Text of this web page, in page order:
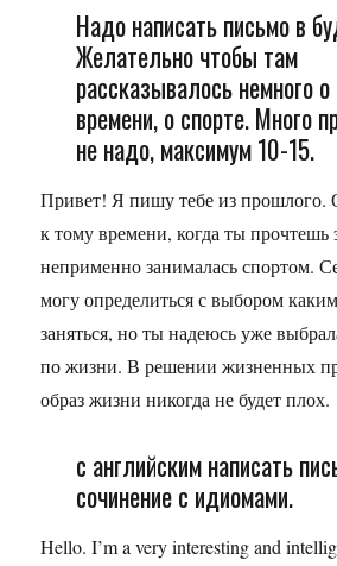
Надо написать письмо в
Желательно чтобы там
рассказывалось немного
времени, о спорте. Много
не надо, максимум 10-15.
Привет! Я пишу тебе из прошлого.
к тому времени, когда ты прочтешь
неприменно занималась спортом.
могу определиться с выбором
заняться, но ты надеюсь уже
по жизни. В решении жизненных
образ жизни никогда не будет плох.
с английским написать
сочинение с идиомами.
Hello. I’m a very interesting and